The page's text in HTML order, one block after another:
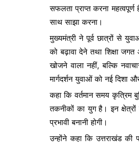
सफलता प्राप्त करना
साथ साझा करना।
मुख्यमंत्री ने पूर्व छात्रों से
को बढ़ावा देने तथा शिक्षा
खोजने वाला नहीं, बल्कि
मार्गदर्शन युवाओं को नई दिशा
कहा कि वर्तमान समय कृत्रिम
तकनीकों का युग है। इन
प्रभावी बनानी होगी।
उन्होंने कहा कि उत्तराखंड